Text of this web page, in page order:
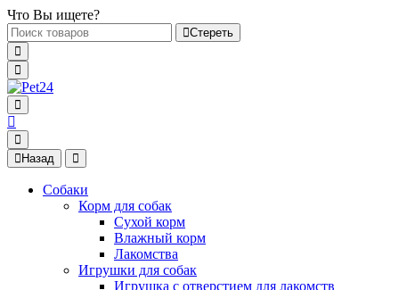
Что Вы ищете?
Стереть
Назад
Собаки
Корм для собак
Сухой корм
Влажный корм
Лакомства
Игрушки для собак
Игрушка с отверстием для лакомств